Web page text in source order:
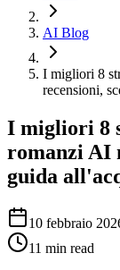
AI Blog
I migliori 8
recensioni,
I migliori 8
romanzi AI
guida
10 febbraio
11 min read